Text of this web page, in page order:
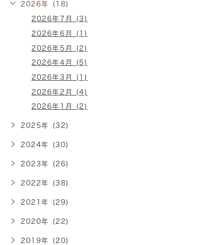
2026年 (18)
2026年7月 (3)
2026年6月 (1)
2026年5月 (2)
2026年4月 (5)
2026年3月 (1)
2026年2月 (4)
2026年1月 (2)
2025年 (32)
2024年 (30)
2023年 (26)
2022年 (38)
2021年 (29)
2020年 (22)
2019年 (20)